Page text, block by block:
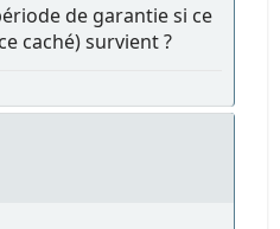
de garantie si ce
caché) survient ?